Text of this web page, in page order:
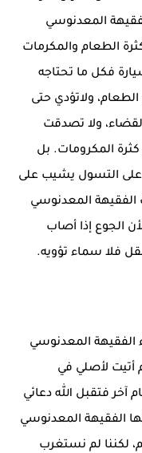
المعدنوسي
الطعام والمكرمات
فكل ما تحتاجه
ولاتؤدي حتى
ولا تصدقت
المكرومات. بل
على التسول يشيب على
الفقيهة المعدنوسي
الجوع إذا أصاب
فلا سماء تؤويه.
الفقيهة المعدنوسي
أتيت لأصلي في
آخر فتقبل الله دعائي
الفقيهة المعدنوسي
لكننا لم نستغرب